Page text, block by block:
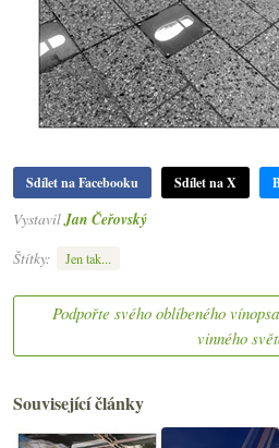
Sdílet na Facebooku Sdílet na X
Vystavil Jan Čeřovský
Štítky:
Jen tak...
Podpořte svého oblíbeného
vinného
Související články